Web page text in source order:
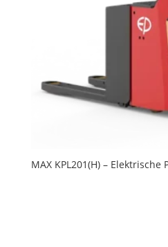
MAX KPL201(H) –